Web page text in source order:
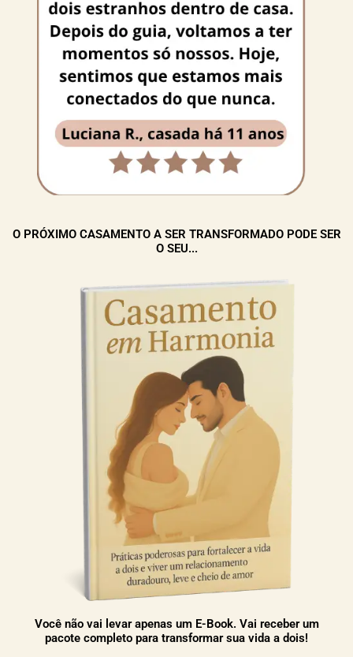
O PRÓXIMO CASAMENTO A SER TRANSFORMADO PODE SER
O SEU...
Você não vai levar apenas um E-Book. Vai receber um
pacote completo para transformar sua vida a dois!